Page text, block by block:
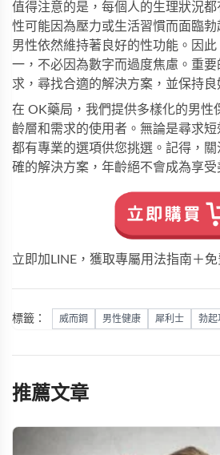
值得注意的是，每個人的生理狀況
性可能因為壓力或生活習慣而面臨
男性依然維持著良好的性功能。因
一，不必因為數字而過度焦慮。重
求，尋找合適的解決方案，並保持良
在 OK藥局 ，我們提供多樣化的男
齡層和需求的使用者。無論是尋求
都有專業的選項供您挑選。記得，
確的解決方案，年齡絕不會成為享受
立即加LINE，獲取專屬用法指南＋
標籤： 威而鋼 男性健康 犀利士 勃起
推薦文章